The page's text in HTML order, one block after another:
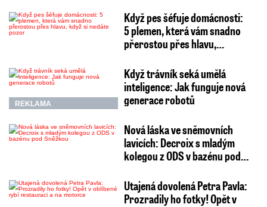
Když pes šéfuje domácnosti:
5 plemen, která vám snadno
přerostou přes hlavu,…
REKLAMA
Když trávník seká umělá
inteligence: Jak funguje nová
generace robotů
Nová láska ve sněmovních
lavicích: Decroix s mladým
kolegou z ODS v bazénu pod…
Utajená dovolená Petra Pavla:
Prozradily ho fotky! Opět v